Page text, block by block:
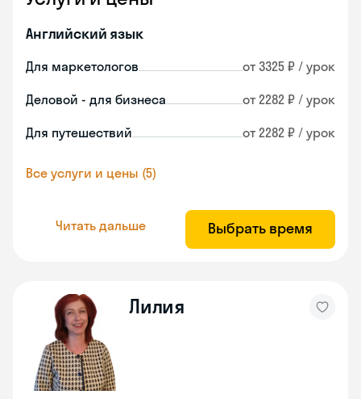
Английский язык
Для маркетологов от 3325 ₽ / урок
Деловой - для бизнеса от 2282 ₽ / урок
Для путешествий от 2282 ₽ / урок
Все услуги и цены (5)
Читать дальше Выбрать время
Лилия